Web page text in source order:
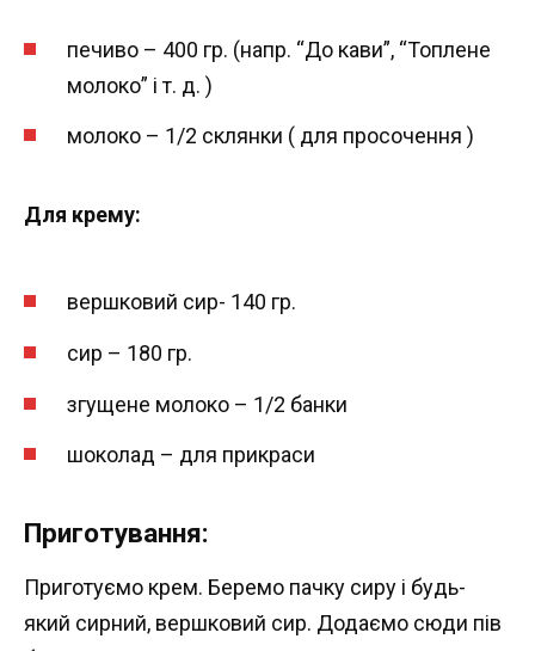
печиво – 400 гр. (напр. “До кави”, “Топлене
молоко” і т. д. )
молоко – 1/2 склянки ( для просочення )
Для крему:
вершковий сир- 140 гр.
сир – 180 гр.
згущене молоко – 1/2 банки
шоколад – для прикраси
Приготування:
Приготуємо крем. Беремо пачку сиру і будь-
який сирний, вершковий сир. Додаємо сюди пів